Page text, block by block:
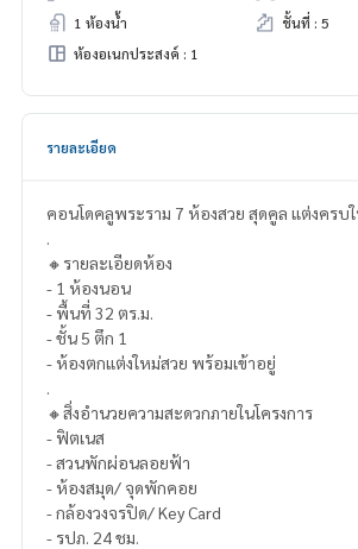
1 ห้องน้ำ
ชั้นที่ : 5
ห้องอเนกประสงค์ : 1
รายละเอียด
คอนโดคลูพระราม 7 ห้องสวย สุดคูล แต่งครบใ
.
🔸รายละเอียดห้อง
- 1 ห้องนอน
- พื้นที่ 32 ตร.ม.
- ชั้น 5 ตึก 1
- ห้องตกแต่งใหม่สวย พร้อมเข้าอยู่
.
🔸สิ่งอำนวยความสะดวกภายในโครงการ
- ฟิตเนส
- สวนพักผ่อนลอยฟ้า
- ห้องสมุด/ จุดพักคอย
- กล้องวงจรปิด/ Key Card
- รปภ. 24 ชม.